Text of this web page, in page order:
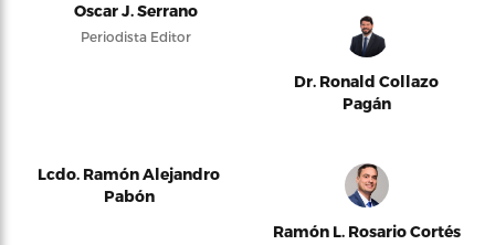
Oscar J. Serrano
Periodista Editor
Dr. Ronald Collazo
Pagán
Lcdo. Ramón Alejandro
Pabón
Ramón L. Rosario Cortés